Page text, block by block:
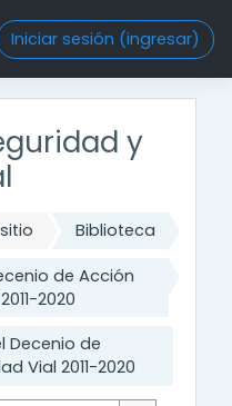
Iniciar sesión (ingresar)
y
Biblioteca
de Acción
2020
Decenio de
Vial 2011-2020